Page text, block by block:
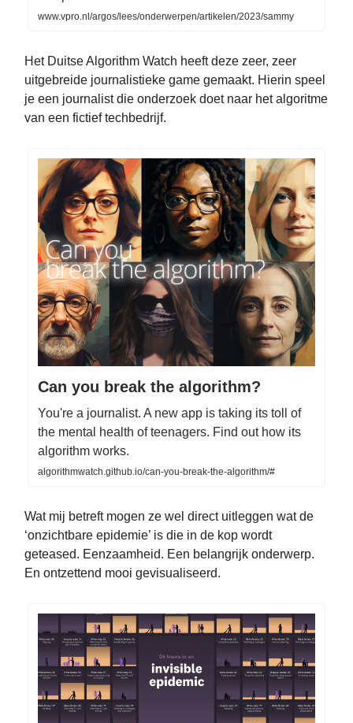
www.vpro.nl/argos/lees/onderwerpen/artikelen/2023/sammy
Het Duitse Algorithm Watch heeft deze zeer, zeer
uitgebreide journalistieke game gemaakt. Hierin speel
je een journalist die onderzoek doet naar het algoritme
van een fictief techbedrijf.
Can you break the algorithm?
You're a journalist. A new app is taking its toll of
the mental health of teenagers. Find out how its
algorithm works.
algorithmwatch.github.io/can-you-break-the-algorithm/#
Wat mij betreft mogen ze wel direct uitleggen wat de
‘onzichtbare epidemie’ is die in de kop wordt
geteased. Eenzaamheid. Een belangrijk onderwerp.
En ontzettend mooi gevisualiseerd.